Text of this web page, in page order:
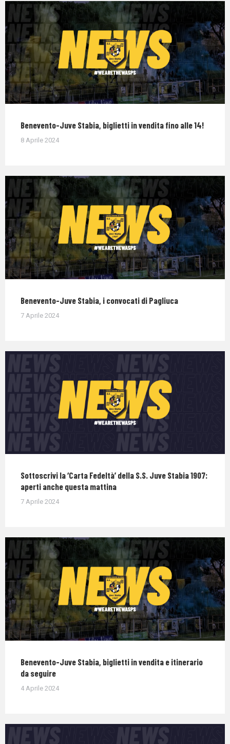
Benevento-Juve Stabia, biglietti in vendita fino alle 14!
8 Aprile 2024
Benevento-Juve Stabia, i convocati di Pagliuca
7 Aprile 2024
Sottoscrivi la ‘Carta Fedeltà’ della S.S. Juve Stabia 1907:
aperti anche questa mattina
7 Aprile 2024
Benevento-Juve Stabia, biglietti in vendita e itinerario
da seguire
4 Aprile 2024